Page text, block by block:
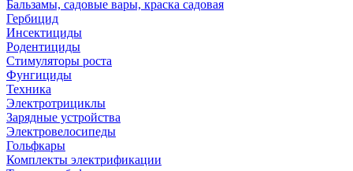
Бальзамы, садовые вары, краска садовая
Гербицид
Инсектициды
Родентициды
Стимуляторы роста
Фунгициды
Техника
Электротрициклы
Зарядные устройства
Электровелосипеды
Гольфкары
Комплекты электрификации